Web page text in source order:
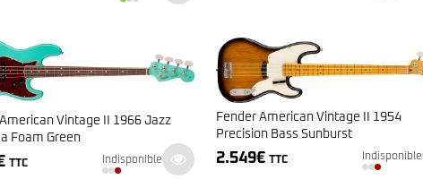
Classic Vibe Jazz Bass
Classic Vibe Precision
Classic Vibe Telecaster
Sterling by Music Man
BASSES UKULÉLÉS
Vintage II 1966 Jazz
Foam Green
TTC Indisponible
Fender American Vintage II 1954
Precision Bass Sunburst
2.549€ TTC Indisponible